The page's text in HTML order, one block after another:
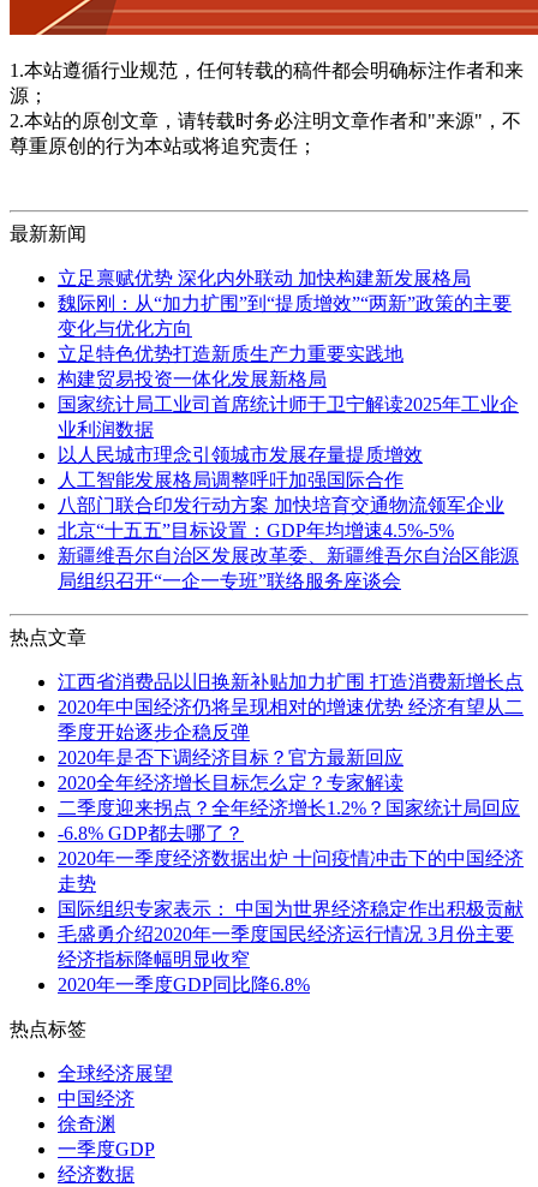
1.本站遵循行业规范，任何转载的稿件都会明确标注作者和来
源；
2.本站的原创文章，请转载时务必注明文章作者和"来源"，不
尊重原创的行为本站或将追究责任；
最新新闻
立足禀赋优势 深化内外联动 加快构建新发展格局
魏际刚：从“加力扩围”到“提质增效”“两新”政策的主要
变化与优化方向
立足特色优势打造新质生产力重要实践地
构建贸易投资一体化发展新格局
国家统计局工业司首席统计师于卫宁解读2025年工业企
业利润数据
以人民城市理念引领城市发展存量提质增效
人工智能发展格局调整呼吁加强国际合作
八部门联合印发行动方案 加快培育交通物流领军企业
北京“十五五”目标设置：GDP年均增速4.5%-5%
新疆维吾尔自治区发展改革委、新疆维吾尔自治区能源
局组织召开“一企一专班”联络服务座谈会
热点文章
江西省消费品以旧换新补贴加力扩围 打造消费新增长点
2020年中国经济仍将呈现相对的增速优势 经济有望从二
季度开始逐步企稳反弹
2020年是否下调经济目标？官方最新回应
2020全年经济增长目标怎么定？专家解读
二季度迎来拐点？全年经济增长1.2%？国家统计局回应
-6.8% GDP都去哪了？
2020年一季度经济数据出炉 十问疫情冲击下的中国经济
走势
国际组织专家表示： 中国为世界经济稳定作出积极贡献
毛盛勇介绍2020年一季度国民经济运行情况 3月份主要
经济指标降幅明显收窄
2020年一季度GDP同比降6.8%
热点标签
全球经济展望
中国经济
徐奇渊
一季度GDP
经济数据